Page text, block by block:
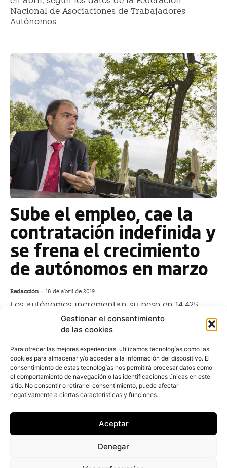
Gestionar el consentimiento
de las cookies
Para ofrecer las mejores experiencias, utilizamos tecnologías como las
cookies para almacenar y/o acceder a la información del dispositivo. El
consentimiento de estas tecnologías nos permitirá procesar datos como
el comportamiento de navegación o las identificaciones únicas en este
sitio. No consentir o retirar el consentimiento, puede afectar
negativamente a ciertas características y funciones.
Aceptar
Denegar
Nacional de Asociaciones de Trabajadores
Autónomos
Sube el empleo, cae la
contratación indefinida y
se frena el crecimiento
de autónomos en marzo
Redacción - 18 de abril de 2019
Los autónomos incrementan su peso en 14.425
personas, lo que se traduce en 465 nuevos
emprendedores cada día, un ritmo inferior al
Los autónomos crecen 10 veces
más en el primer trimestre que en
2017
Redacción - 7 de abril de 2018
El número de desempleados registrados en las
Oficinas Públicas de Empleo descendió en 47.697
personas durante el mes de marzo, hasta los 3.422.551